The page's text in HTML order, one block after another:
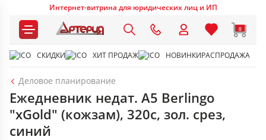
Интернет-витрина для юридических лиц и ИП
0
СКИДКИ ХИТ ПРОДАЖ НОВИНКИРАСПРОДАЖА
Деловое планирование
Ежедневник недат. А5 Berlingo
"xGold" (кожзам), 320с, зол. срез,
синий